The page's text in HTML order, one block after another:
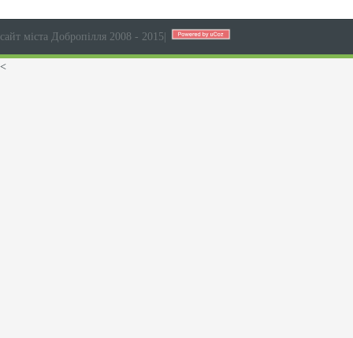
сайт міста Добропілля 2008 - 2015
<